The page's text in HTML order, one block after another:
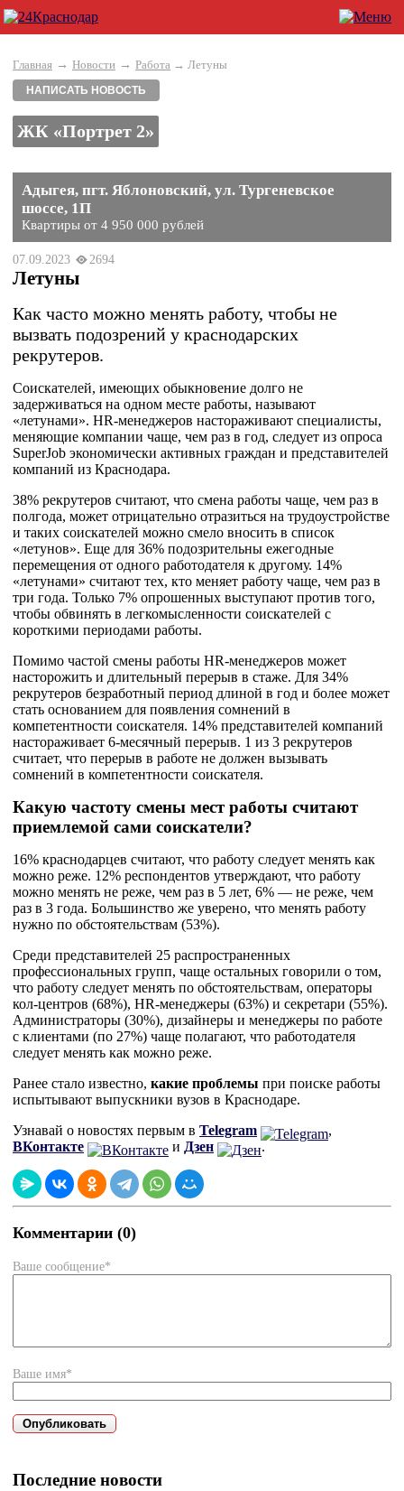
Главная → Новости → Работа → Летуны
НАПИСАТЬ НОВОСТЬ
ЖК «Портрет 2»
Адыгея, пгт. Яблоновский, ул. Тургеневское
шоссе, 1П
Квартиры от 4 950 000 рублей
07.09.2023 2694
Летуны
Как часто можно менять работу, чтобы не
вызвать подозрений у краснодарских
рекрутеров.
Соискателей, имеющих обыкновение долго не
задерживаться на одном месте работы, называют
«летунами». HR-менеджеров настораживают специалисты,
меняющие компании чаще, чем раз в год, следует из опроса
SuperJob экономически активных граждан и представителей
компаний из Краснодара.
38% рекрутеров считают, что смена работы чаще, чем раз в
полгода, может отрицательно отразиться на трудоустройстве
и таких соискателей можно смело вносить в список
«летунов». Еще для 36% подозрительны ежегодные
перемещения от одного работодателя к другому. 14%
«летунами» считают тех, кто меняет работу чаще, чем раз в
три года. Только 7% опрошенных выступают против того,
чтобы обвинять в легкомысленности соискателей с
короткими периодами работы.
Помимо частой смены работы HR-менеджеров может
насторожить и длительный перерыв в стаже. Для 34%
рекрутеров безработный период длиной в год и более может
стать основанием для появления сомнений в
компетентности соискателя. 14% представителей компаний
настораживает 6-месячный перерыв. 1 из 3 рекрутеров
считает, что перерыв в работе не должен вызывать
сомнений в компетентности соискателя.
Какую частоту смены мест работы считают
приемлемой сами соискатели?
16% краснодарцев считают, что работу следует менять как
можно реже. 12% респондентов утверждают, что работу
можно менять не реже, чем раз в 5 лет, 6% — не реже, чем
раз в 3 года. Большинство же уверено, что менять работу
нужно по обстоятельствам (53%).
Среди представителей 25 распространенных
профессиональных групп, чаще остальных говорили о том,
что работу следует менять по обстоятельствам, операторы
кол-центров (68%), HR-менеджеры (63%) и секретари (55%).
Администраторы (30%), дизайнеры и менеджеры по работе
с клиентами (по 27%) чаще полагают, что работодателя
следует менять как можно реже.
Ранее стало известно, какие проблемы при поиске работы
испытывают выпускники вузов в Краснодаре.
Узнавай о новостях первым в Telegram
,
ВКонтакте
и Дзен .
Комментарии (0)
Ваше сообщение*
Ваше имя*
Последние новости